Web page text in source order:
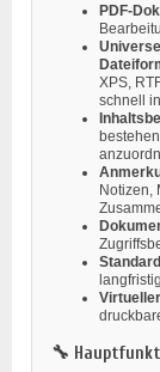
PDF-
XPS,
schnell
Notizen,
🔧